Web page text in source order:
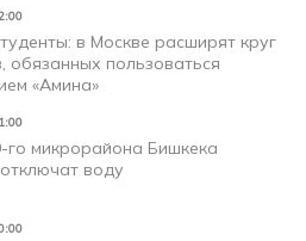
в Москве расширят круг
обязанных пользоваться
«Амина»
го микрорайона Бишкека
воду